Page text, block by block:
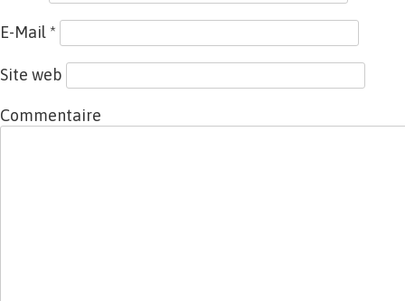
E-Mail *
Site web
Commentaire